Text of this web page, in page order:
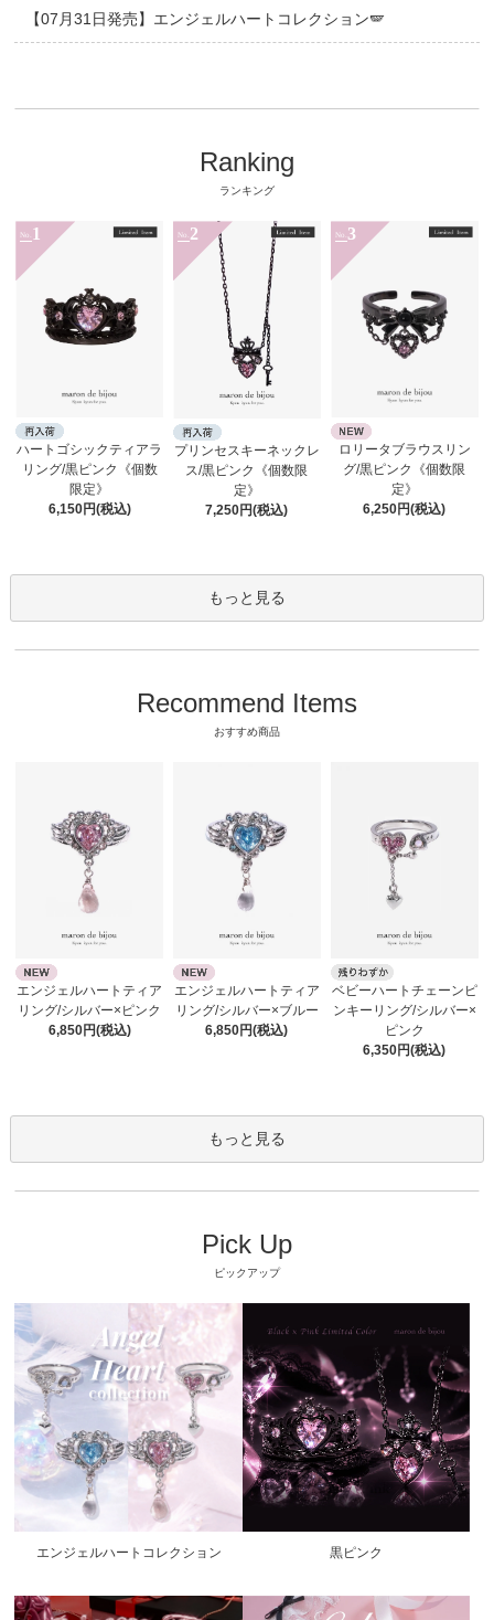
【07月31日発売】エンジェルハートコレクション🪽
Ranking
ランキング
No. 1
ハートゴシックティアラ
リング/黒ピンク《個数
限定》
6,150円(税込)
No. 2
プリンセスキーネックレ
ス/黒ピンク《個数限
定》
7,250円(税込)
No. 3
ロリータブラウスリン
グ/黒ピンク《個数限
定》
6,250円(税込)
もっと見る
Recommend Items
おすすめ商品
エンジェルハートティア
リング/シルバー×ピンク
6,850円(税込)
エンジェルハートティア
リング/シルバー×ブルー
6,850円(税込)
ベビーハートチェーンピ
ンキーリング/シルバー×
ピンク
6,350円(税込)
もっと見る
Pick Up
ピックアップ
エンジェルハートコレクション 黒ピンク